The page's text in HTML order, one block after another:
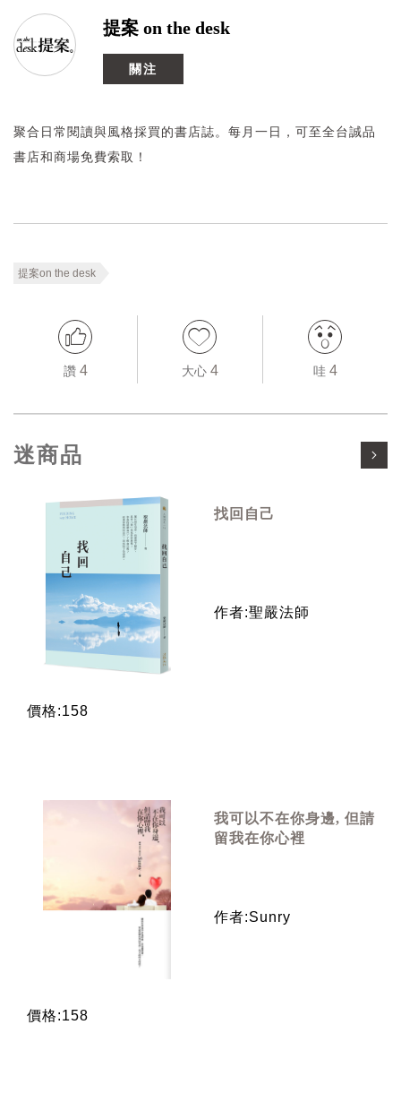
提案 on the desk
關注
聚合日常閱讀與風格採買的書店誌。每月一日，可至全台誠品
書店和商場免費索取！
提案on the desk
讚 4 大心 4 哇 4
迷商品
找回自己
作者:聖嚴法師
價格:158
我可以不在你身邊, 但請
留我在你心裡
作者:Sunry
價格:158